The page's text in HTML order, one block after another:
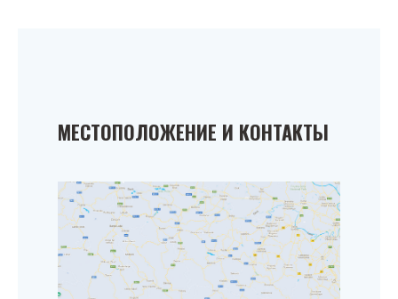
МЕСТОПОЛОЖЕНИЕ И КОНТАКТЫ